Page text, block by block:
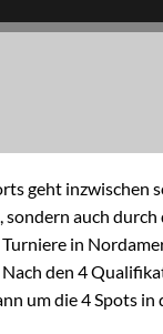
geht inzwischen
sondern auch
in
den 4
um die 4 Spots in